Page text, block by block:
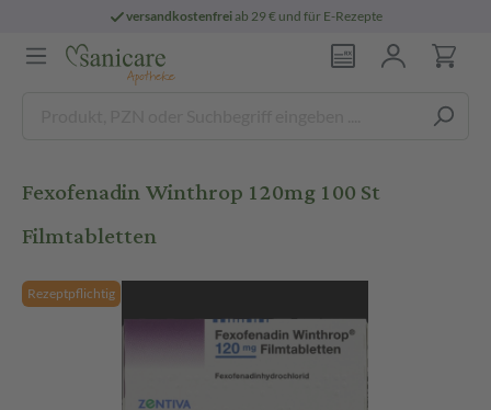
versandkostenfreiab 29 € und für E-Rezepte
Fexofenadin Winthrop 120mg 100 St
Filmtabletten
Rezeptpflichtig